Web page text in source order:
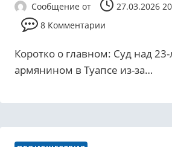
Сообщение от
27.03.2026
8 Комментарии
Коротко о главном: Суд над
армянином в Туапсе из-за…